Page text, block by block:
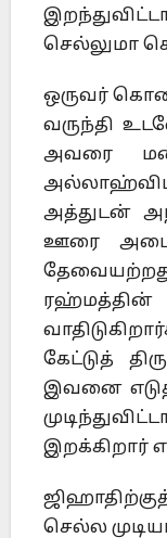
செல்லுமா
ஒருவர்
வருந்தி
அவரை
அத்துடன்
ஊரை
கேட்டுத்
இவனை
இறக்கிறார்
செல்ல